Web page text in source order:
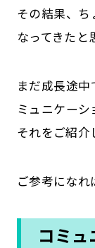
その結果、ち
なってきたと
まだ成長途
ミュニケー
それをご紹介
ご参考になれ
コミュ